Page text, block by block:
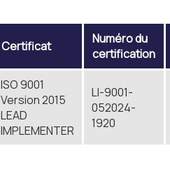
Certificat
Numéro du
certification
ISO 9001
Version 2015
LEAD
IMPLEMENTER
LI-9001-
052024-
1920